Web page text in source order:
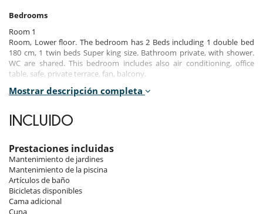
Bedrooms
Room 1
Room, Lower floor. The bedroom has 2 Beds including 1 double bed
180 cm, 1 twin beds Super king size. Bathroom private, with shower.
WC are shared. This bedroom includes also air conditioning, office
table, safe, private terrace, fan, balcony.
Room 2
beds Super king size. Bathroom private, with shower. WC are shared.
This bedroom includes also air conditioning, fan.
Room 3
Room. This bedroom has 1 double bed 160 cm. Bathroom private,
with shower. WC are shared. This bedroom includes also air
conditioning, office table, safe.
Room 4
Room. The bedroom has 2 Beds including 1 double bed 180 cm, 1 twin
Mostrar descripción completa
INCLUIDO
Prestaciones incluidas
Mantenimiento de jardines
Mantenimiento de la piscina
Artículos de baño
Bicicletas disponibles
Cama adicional
Cuna